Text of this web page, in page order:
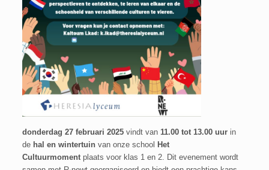
donderdag 27 februari 2025vindt van 11.00 tot 13.00 uurin
de hal en wintertuinvan onze school Het
Cultuurmomentplaats voor klas 1 en 2. Dit evenement wordt